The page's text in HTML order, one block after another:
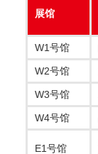
展馆
W1号馆
W2号馆
W3号馆
W4号馆
E1号馆